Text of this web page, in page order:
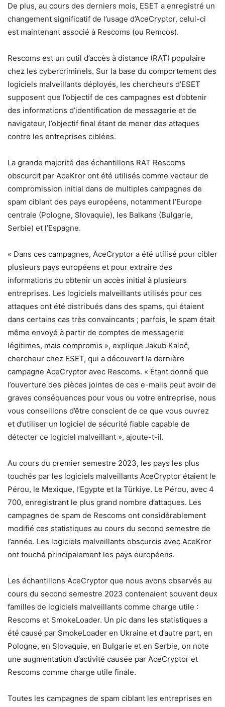
De plus, au cours des derniers mois, ESET a enregistré un
changement significatif de l’usage d’AceCryptor, celui-ci
est maintenant associé à Rescoms (ou Remcos).
Rescoms est un outil d’accès à distance (RAT) populaire
chez les cybercriminels. Sur la base du comportement des
logiciels malveillants déployés, les chercheurs d’ESET
supposent que l’objectif de ces campagnes est d’obtenir
des informations d’identification de messagerie et de
navigateur, l’objectif final étant de mener des attaques
contre les entreprises ciblées.
La grande majorité des échantillons RAT Rescoms
obscurcit par AceKror ont été utilisés comme vecteur de
compromission initial dans de multiples campagnes de
spam ciblant des pays européens, notamment l’Europe
centrale (Pologne, Slovaquie), les Balkans (Bulgarie,
Serbie) et l’Espagne.
« Dans ces campagnes, AceCryptor a été utilisé pour cibler
plusieurs pays européens et pour extraire des
informations ou obtenir un accès initial à plusieurs
entreprises. Les logiciels malveillants utilisés pour ces
attaques ont été distribués dans des spams, qui étaient
dans certains cas très convaincants ; parfois, le spam était
même envoyé à partir de comptes de messagerie
légitimes, mais compromis », explique Jakub Kaloč,
chercheur chez ESET, qui a découvert la dernière
campagne AceCryptor avec Rescoms. « Étant donné que
l’ouverture des pièces jointes de ces e-mails peut avoir de
graves conséquences pour vous ou votre entreprise, nous
vous conseillons d’être conscient de ce que vous ouvrez
et d’utiliser un logiciel de sécurité fiable capable de
détecter ce logiciel malveillant », ajoute-t-il.
Au cours du premier semestre 2023, les pays les plus
touchés par les logiciels malveillants AceCryptor étaient le
Pérou, le Mexique, l’Egypte et la Türkiye. Le Pérou, avec 4
700, enregistrant le plus grand nombre d’attaques. Les
campagnes de spam de Rescoms ont considérablement
modifié ces statistiques au cours du second semestre de
l’année. Les logiciels malveillants obscurcis avec AceKror
ont touché principalement les pays européens.
Les échantillons AceCryptor que nous avons observés au
cours du second semestre 2023 contenaient souvent deux
familles de logiciels malveillants comme charge utile :
Rescoms et SmokeLoader. Un pic dans les statistiques a
été causé par SmokeLoader en Ukraine et d’autre part, en
Pologne, en Slovaquie, en Bulgarie et en Serbie, on note
une augmentation d’activité causée par AceCryptor et
Rescoms comme charge utile finale.
Toutes les campagnes de spam ciblant les entreprises en